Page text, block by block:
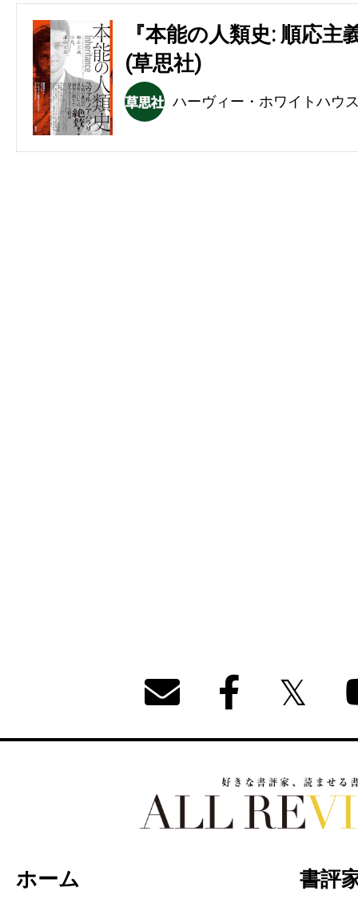
『本能の人類史: 順応
(草思社)
ハーヴィー・ホワイトハウ
ホーム 書評